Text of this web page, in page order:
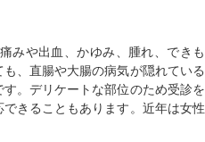
みや出血、かゆみ、腫れ、できも
、直腸や大腸の病気が隠れている
。デリケートな部位のため受診を
きることもあります。近年は女性